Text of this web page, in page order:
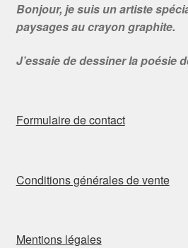
Bonjour, je suis un artiste
paysages au crayon graphite.
J’essaie de dessiner la poésie
Formulaire de contact
Conditions générales de vente
Mentions légales